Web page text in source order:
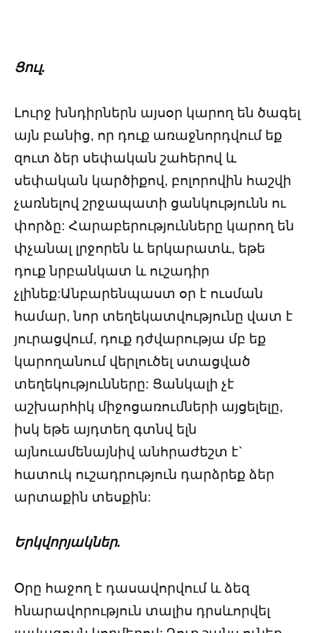
Ցուլ.
Լուրջ խնդիրներն այսօր կարող են ծագել
այն բանից, որ դուք առաջնորդվում եք
զուտ ձեր սեփական շահերով և
սեփական կարծիքով, բոլորովին հաշվի
չառնելով շրջապատի ցանկությունն ու
փորձը: Հարաբերությունները կարող են
փչանալ լրջորեն և երկարատև, եթե
դուք նրբանկատ և ուշադիր
չլինեք:Անբարենպաստ օր է ուսման
համար, նոր տեղեկատվությունը վատ է
յուրացվում, դուք դժվարությա մբ եք
կարողանում վերլուծել ստացված
տեղեկությունները: Ցանկալի չէ
աշխարհիկ միջոցառումների այցելելը,
իսկ եթե այդտեղ գտնվ ելն
այնուամենայնիվ անհրաժեշտ է`
հատուկ ուշադրություն դարձրեք ձեր
արտաքին տեսքին:
Երկվորյակներ.
Օրը հաջող է դասավորվում և ձեզ
հնարավորություն տալիս դրսևորվել